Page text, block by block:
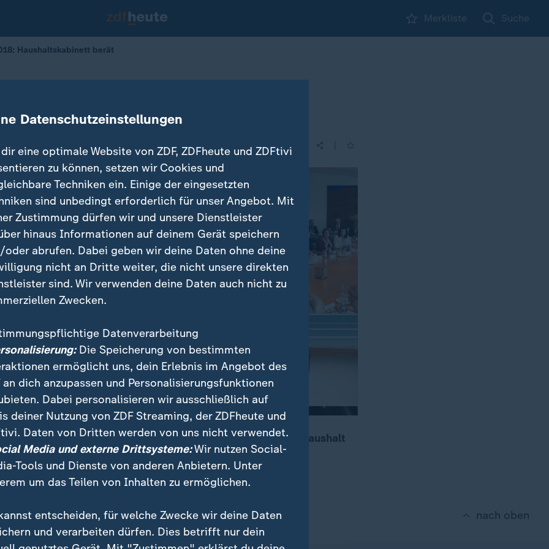
Merkliste Suche
Haushaltskabinett berät
Haushaltsbeschluss
berät in einer Sondersitzung über den Entwurf für den Haushalt
Er sieht Ausgaben in Höhe von 356,8 Milliarden Euro vor.
nach oben
Datenschutzeinstellungen
eine optimale Website von ZDF, ZDFheute und ZDFtivi
zu können, setzen wir Cookies und
Techniken ein. Einige der eingesetzten
sind unbedingt erforderlich für unser Angebot. Mit
Zustimmung dürfen wir und unsere Dienstleister
hinaus Informationen auf deinem Gerät speichern
oder abrufen. Dabei geben wir deine Daten ohne deine
nicht an Dritte weiter, die nicht unsere direkten
sind. Wir verwenden deine Daten auch nicht zu
Zwecken.
Datenverarbeitung
Die Speicherung von bestimmten
ermöglicht uns, dein Erlebnis im Angebot des
an dich anzupassen und Personalisierungsfunktionen
Dabei personalisieren wir ausschließlich auf
deiner Nutzung von ZDF Streaming, der ZDFheute und
Daten von Dritten werden von uns nicht verwendet.
Media und externe Drittsysteme:Wir nutzen Social-
Tools und Dienste von anderen Anbietern. Unter
um das Teilen von Inhalten zu ermöglichen.
entscheiden, für welche Zwecke wir deine Daten
und verarbeiten dürfen. Dies betrifft nur dein